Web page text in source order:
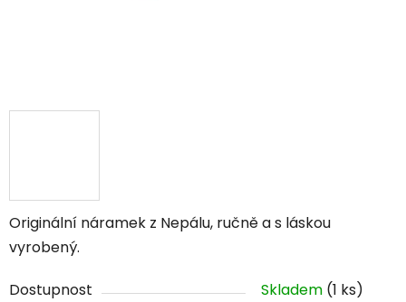
Originální náramek z Nepálu, ručně a s láskou
vyrobený.
Dostupnost Skladem (1 ks)